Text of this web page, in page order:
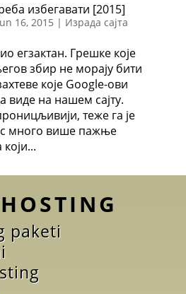
избегавати [2015]
16, 2015 | Израда сајта
егзактан. Грешке које
збир не морају бити
које Google-ови
виде на нашем сајту.
теже га је
много више пажње
paketi